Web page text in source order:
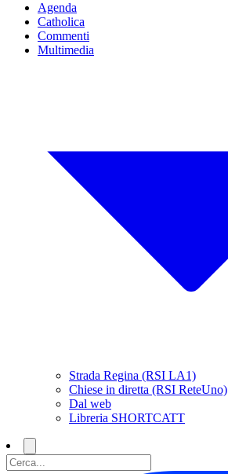
Agenda
Catholica
Commenti
Multimedia
Strada Regina (RSI LA1)
Chiese in diretta (RSI ReteUno)
Dal web
Libreria SHORTCATT